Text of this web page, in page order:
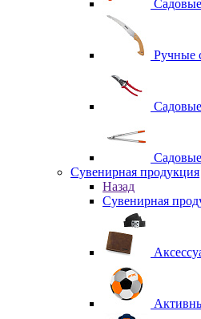
Ручные
Сувенирная продукция
Назад
Сувенирная